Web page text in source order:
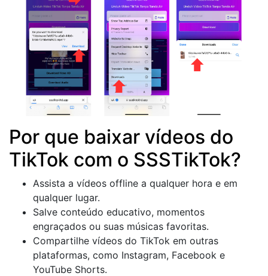
Por que baixar vídeos do
TikTok com o SSSTikTok?
Assista a vídeos offline a qualquer hora e em
qualquer lugar.
Salve conteúdo educativo, momentos
engraçados ou suas músicas favoritas.
Compartilhe vídeos do TikTok em outras
plataformas, como Instagram, Facebook e
YouTube Shorts.